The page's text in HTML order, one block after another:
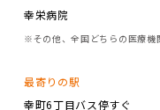
幸栄病院
※その他、全国どちらの医療機
最寄りの駅
幸町6丁目バス停すぐ